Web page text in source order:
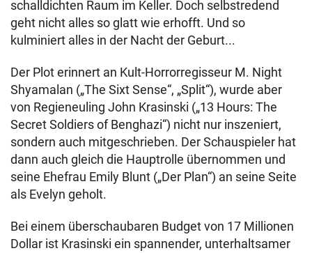
schalldichten Raum im Keller. Doch selbstredend
geht nicht alles so glatt wie erhofft. Und so
kulminiert alles in der Nacht der Geburt...
Der Plot erinnert an Kult-Horrorregisseur M. Night
Shyamalan („The Sixt Sense“, „Split“), wurde aber
von Regieneuling John Krasinski („13 Hours: The
Secret Soldiers of Benghazi“) nicht nur inszeniert,
sondern auch mitgeschrieben. Der Schauspieler hat
dann auch gleich die Hauptrolle übernommen und
seine Ehefrau Emily Blunt („Der Plan“) an seine Seite
als Evelyn geholt.
Bei einem überschaubaren Budget von 17 Millionen
Dollar ist Krasinski ein spannender, unterhaltsamer